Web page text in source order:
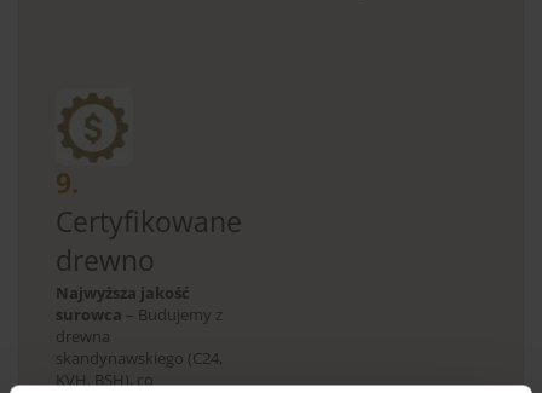
9.
Certyfikowane
drewno
Najwyższa jakość
surowca – Budujemy z
drewna
skandynawskiego (C24,
KVH, BSH), co